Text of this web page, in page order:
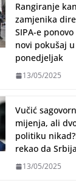
Rangiranje
zamjenika
SIPA-e
novi pokušaj u
ponedjeljak
13/05/2025
Vučić
mijenja, ali
politiku
rekao da
13/05/2025